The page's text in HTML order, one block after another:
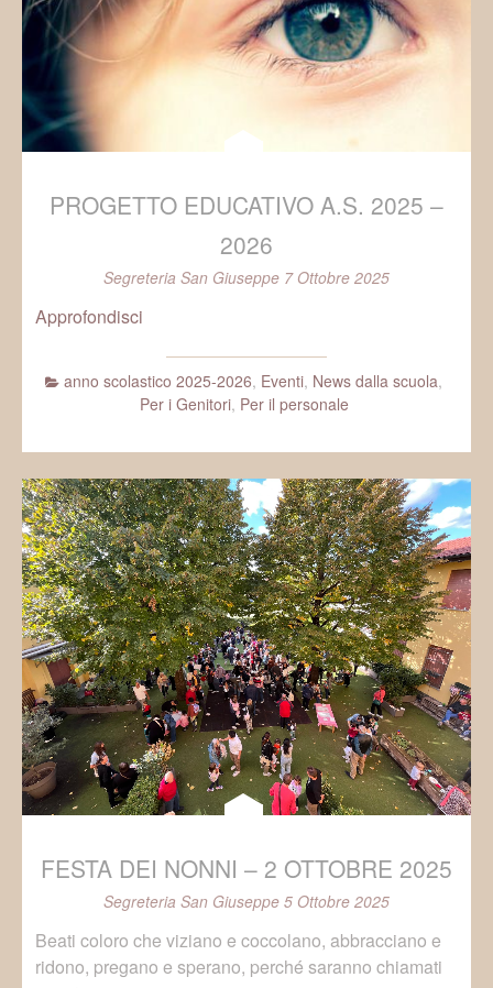
PROGETTO EDUCATIVO A.S. 2025 –
2026
Segreteria San Giuseppe 7 Ottobre 2025
Approfondisci
anno scolastico 2025-2026, Eventi, News dalla scuola,
Per i Genitori, Per il personale
FESTA DEI NONNI – 2 OTTOBRE 2025
Segreteria San Giuseppe 5 Ottobre 2025
Beati coloro che viziano e coccolano, abbracciano e
ridono, pregano e sperano, perché saranno chiamati